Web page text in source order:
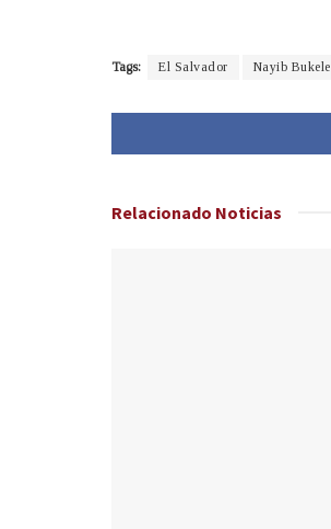
Tags: El Salvador Nayib Bukele
Relacionado Noticias